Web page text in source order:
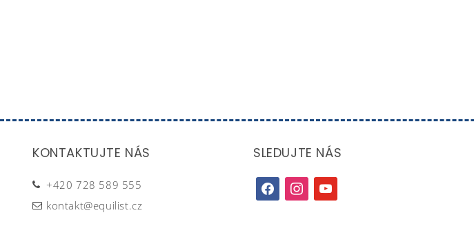
KONTAKTUJTE NÁS
+420 728 589 555
kontakt@equilist.cz
SLEDUJTE NÁS
facebookinstagramyoutube